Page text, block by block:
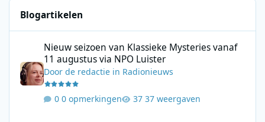
Blogartikelen
Nieuw seizoen van Klassieke Mysteries vanaf
11 augustus via NPO Luister
Doorde redactie in Radionieuws
0 opmerkingen 37 weergaven